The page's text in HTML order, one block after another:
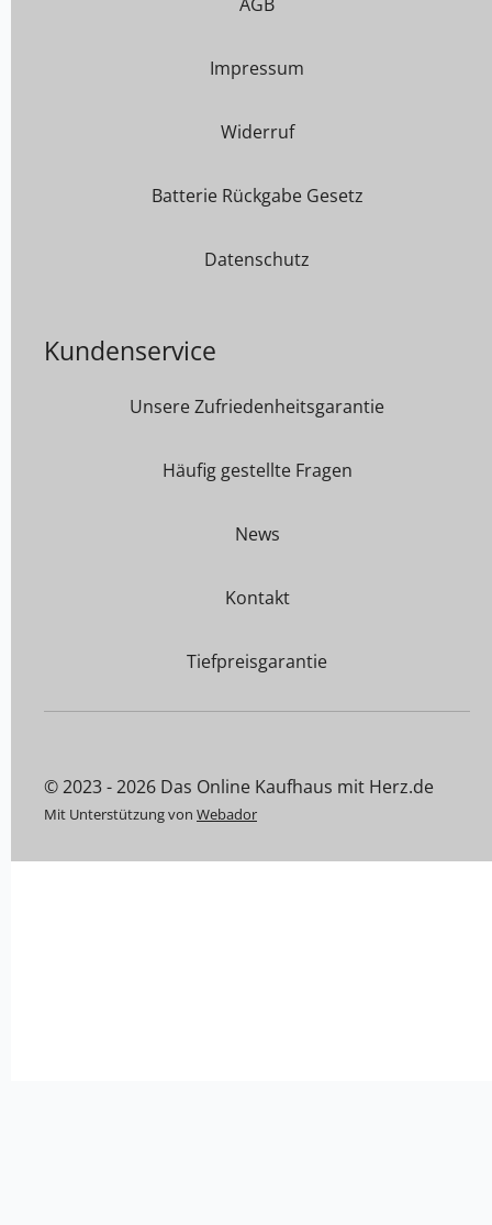
Impressum
Widerruf
Batterie Rückgabe Gesetz
Datenschutz
Kundenservice
Unsere Zufriedenheitsgarantie
Häufig gestellte Fragen
News
Kontakt
Tiefpreisgarantie
© 2023 - 2026 Das Online Kaufhaus mit Herz.de
Mit Unterstützung von Webador